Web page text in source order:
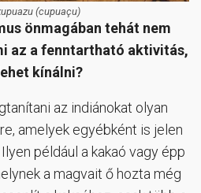
(cupuaçu)
önmagában tehát nem
az a fenntartható aktivitás,
kínálni?
az indiánokat olyan
amelyek egyébként is jelen
például a kakaó vagy épp
a magvait ő hozta még